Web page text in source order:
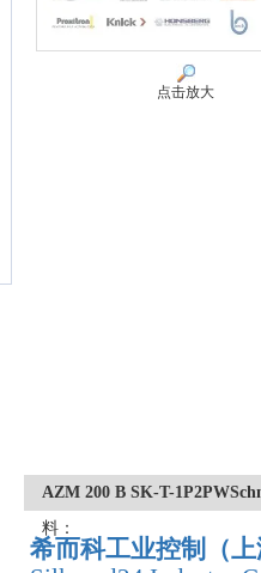
点击放大
AZM 200 B SK-T-
料：
希而科工业控制（